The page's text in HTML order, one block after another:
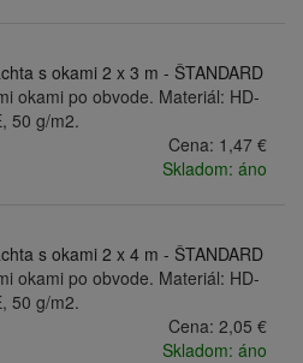
s okami 2 x 3 m - ŠTANDARD
okami po obvode. Materiál: HD-
50 g/m2.
Cena: 1,47 €
Skladom: áno
s okami 2 x 4 m - ŠTANDARD
okami po obvode. Materiál: HD-
50 g/m2.
Cena: 2,05 €
Skladom: áno